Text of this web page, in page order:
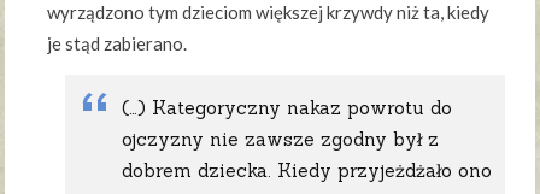
wyrządzono tym dzieciom większej krzywdy niż ta, kiedy
je stąd zabierano.
(…) Kategoryczny nakaz powrotu do
ojczyzny nie zawsze zgodny był z
dobrem dziecka. Kiedy przyjeżdżało ono